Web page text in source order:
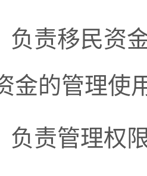
负责移民资
金的管理使
负责管理权